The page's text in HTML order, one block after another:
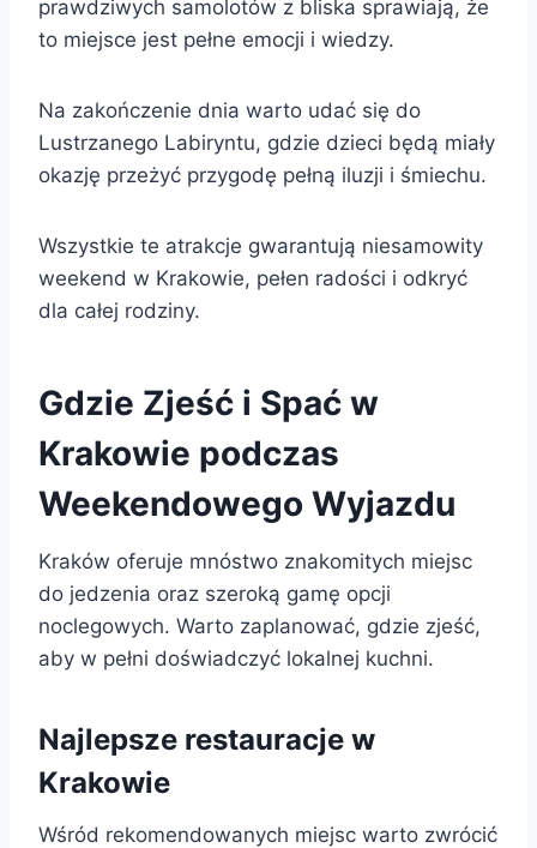
prawdziwych samolotów z bliska sprawiają, że
to miejsce jest pełne emocji i wiedzy.
Na zakończenie dnia warto udać się do
Lustrzanego Labiryntu, gdzie dzieci będą miały
okazję przeżyć przygodę pełną iluzji i śmiechu.
Wszystkie te atrakcje gwarantują niesamowity
weekend w Krakowie, pełen radości i odkryć
dla całej rodziny.
Gdzie Zjeść i Spać w
Krakowie podczas
Weekendowego Wyjazdu
Kraków oferuje mnóstwo znakomitych miejsc
do jedzenia oraz szeroką gamę opcji
noclegowych. Warto zaplanować, gdzie zjeść,
aby w pełni doświadczyć lokalnej kuchni.
Najlepsze restauracje w
Krakowie
Wśród rekomendowanych miejsc warto zwrócić